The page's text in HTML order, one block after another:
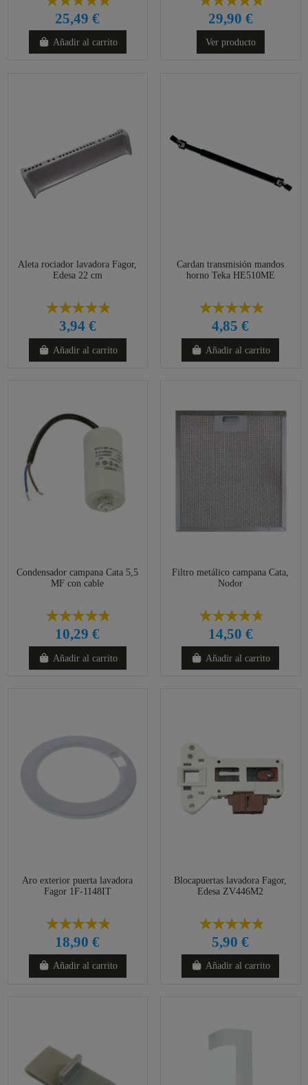
25,49 €
Añadir al carrito
29,90 €
Ver producto
Aleta rociador lavadora Fagor,
Edesa 22 cm
3,94 €
Añadir al carrito
Cardan transmisión mandos
horno Teka HE510ME
4,85 €
Añadir al carrito
Condensador campana Cata 5,5
MF con cable
10,29 €
Añadir al carrito
Filtro metálico campana Cata,
Nodor
14,50 €
Añadir al carrito
Aro exterior puerta lavadora
Fagor 1F-1148IT
18,90 €
Añadir al carrito
Blocapuertas lavadora Fagor,
Edesa ZV446M2
5,90 €
Añadir al carrito